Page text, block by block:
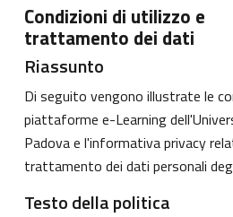
Condizioni di utilizzo e
trattamento dei dati
Riassunto
Di seguito vengono illustrate le
piattaforme e-Learning
Padova e l'informativa privacy
trattamento dei dati personali
Testo della politica